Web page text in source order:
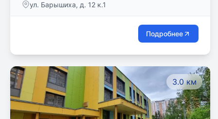
ул. Барышиха, д. 12 к.1
Подробнее
3.0 км